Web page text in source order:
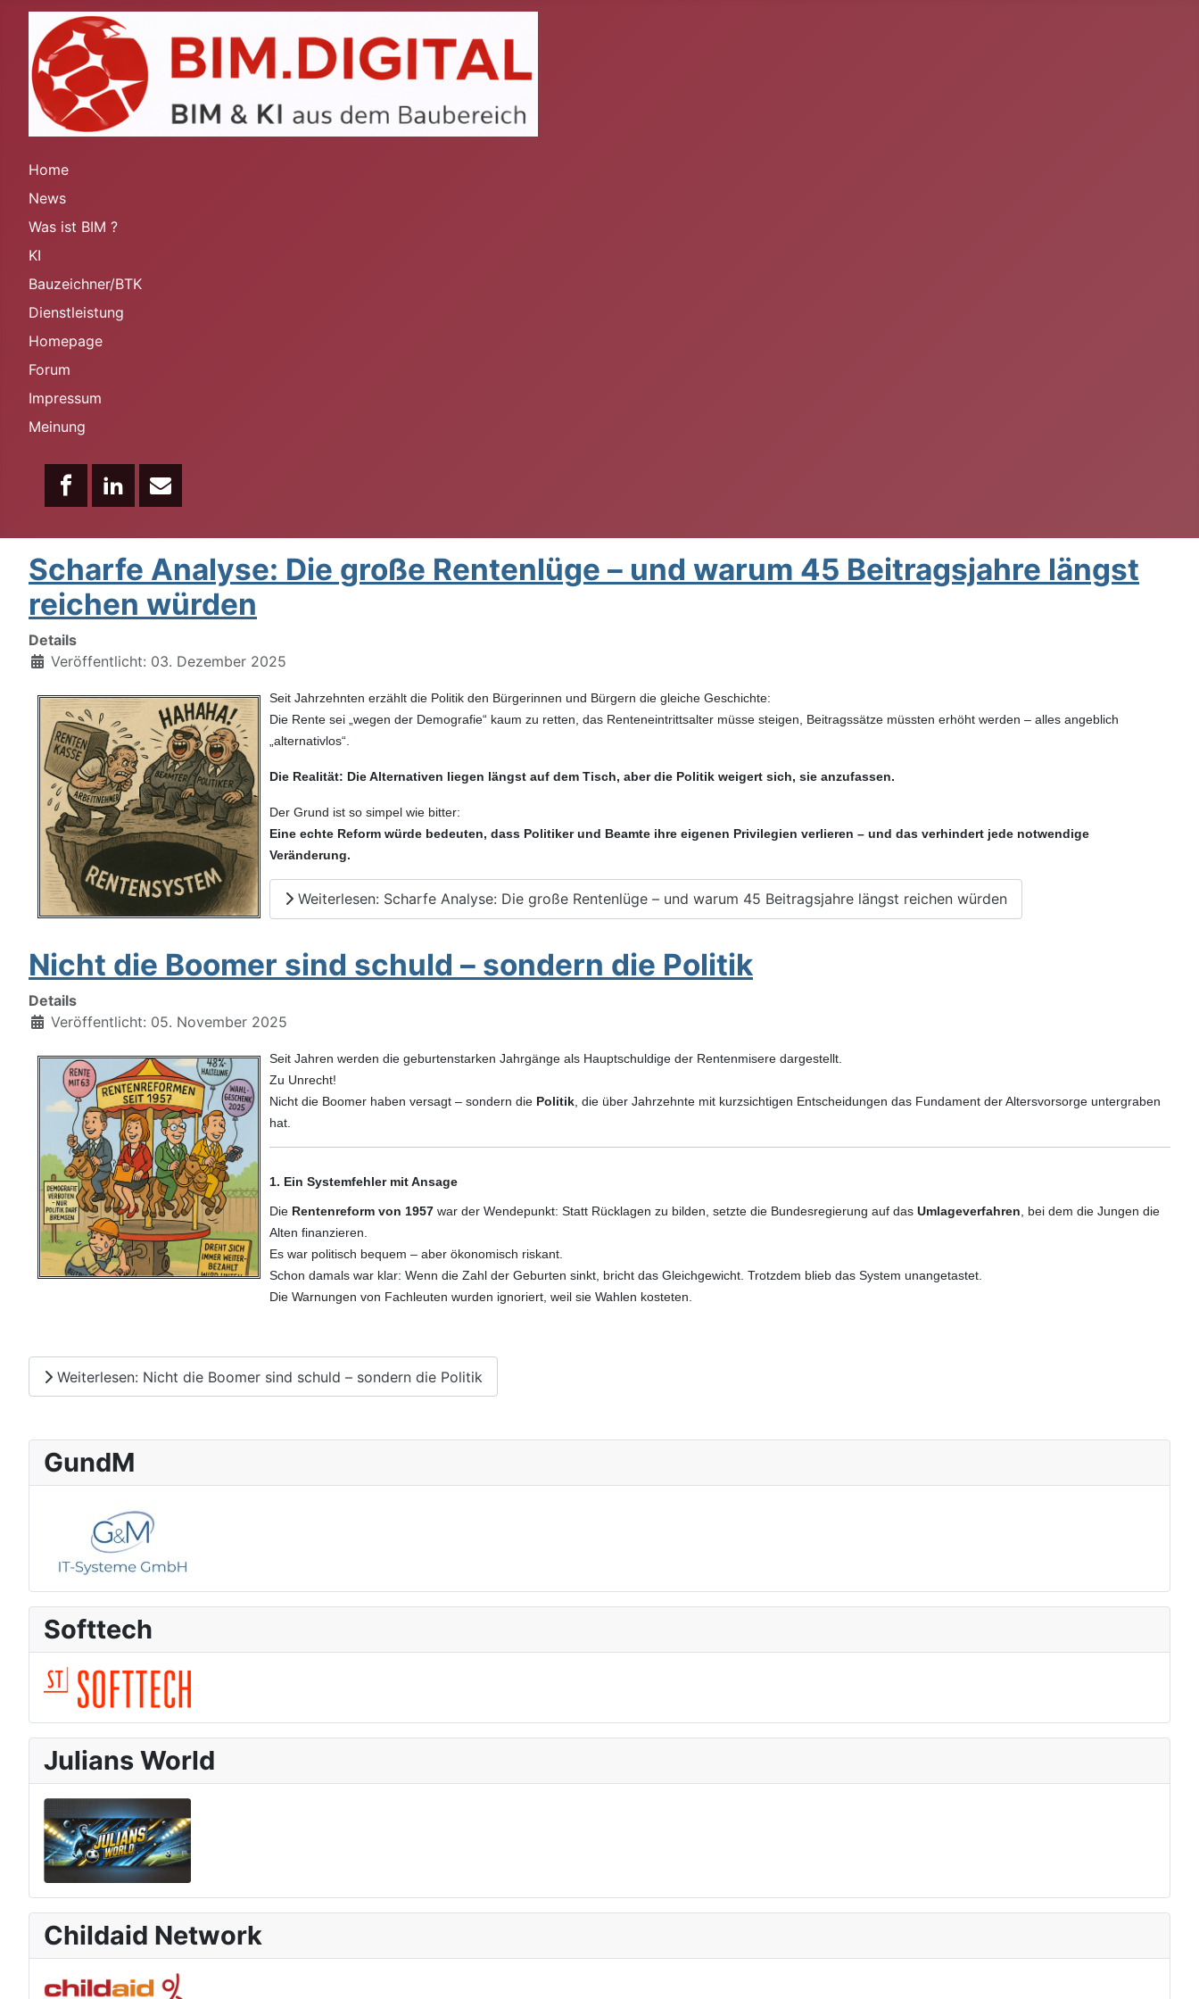
Home
News
Was ist BIM ?
KI
Bauzeichner/BTK
Dienstleistung
Homepage
Forum
Impressum
Meinung
Scharfe Analyse: Die große Rentenlüge – und warum 45 Beitragsjahre längst
reichen würden
Details
Veröffentlicht: 03. Dezember 2025
Seit Jahrzehnten erzählt die Politik den Bürgerinnen und Bürgern die gleiche Geschichte:
Die Rente sei „wegen der Demografie“ kaum zu retten, das Renteneintrittsalter müsse steigen, Beitragssätze müssten erhöht werden – alles angeblich
„alternativlos“.
Die Realität: Die Alternativen liegen längst auf dem Tisch, aber die Politik weigert sich, sie anzufassen.
Der Grund ist so simpel wie bitter:
Eine echte Reform würde bedeuten, dass Politiker und Beamte ihre eigenen Privilegien verlieren – und das verhindert jede notwendige
Veränderung.
Weiterlesen: Scharfe Analyse: Die große Rentenlüge – und warum 45 Beitragsjahre längst reichen würden
Nicht die Boomer sind schuld – sondern die Politik
Details
Veröffentlicht: 05. November 2025
Seit Jahren werden die geburtenstarken Jahrgänge als Hauptschuldige der Rentenmisere dargestellt.
Zu Unrecht!
Nicht die Boomer haben versagt – sondern die Politik , die über Jahrzehnte mit kurzsichtigen Entscheidungen das Fundament der Altersvorsorge untergraben
hat.
1. Ein Systemfehler mit Ansage
Die Rentenreform von 1957 war der Wendepunkt: Statt Rücklagen zu bilden, setzte die Bundesregierung auf das Umlageverfahren , bei dem die Jungen die
Alten finanzieren.
Es war politisch bequem – aber ökonomisch riskant.
Schon damals war klar: Wenn die Zahl der Geburten sinkt, bricht das Gleichgewicht. Trotzdem blieb das System unangetastet.
Die Warnungen von Fachleuten wurden ignoriert, weil sie Wahlen kosteten.
Weiterlesen: Nicht die Boomer sind schuld – sondern die Politik
GundM
Softtech
Julians World
Childaid Network